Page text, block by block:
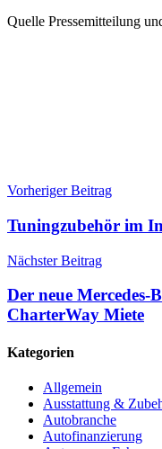
Quelle Pressemitteilung
Vorheriger Beitrag
Tuningzubehör im
Nächster Beitrag
Der neue Mercedes-
CharterWay Miete
Kategorien
Allgemein
Ausstattung &
Autobranche
Autofinanzierung